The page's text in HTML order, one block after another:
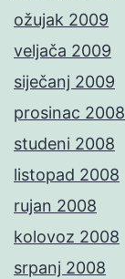
ožujak 2009
veljača 2009
siječanj 2009
prosinac 2008
studeni 2008
listopad 2008
rujan 2008
kolovoz 2008
srpanj 2008